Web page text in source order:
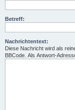
Betreff:
Nachrichtentext:
Diese Nachricht wird als
BBCode. Als Antwort-